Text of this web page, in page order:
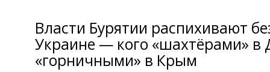
Власти Буpятии распихивают
Украине — кoго «шахтёрами» в
«горничными» в Крым